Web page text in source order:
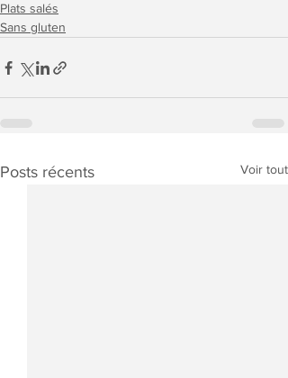
Plats salés
Sans gluten
Posts récents Voir tout